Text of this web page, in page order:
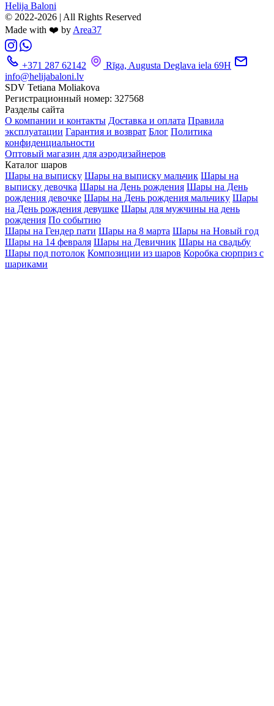
Helija Baloni
© 2022-2026 | All Rights Reserved
Made with ❤️ byArea37
+371 287 62142
Rīga, Augusta Deglava iela 69H
info@helijabaloni.lv
SDV Tetiana Moliakova
Регистрационный номер: 327568
Разделы сайта
О компании и контакты Доставка и оплата Правила
эксплуатации Гарантия и возврат Блог Политика
конфиденциальности
Оптовый магазин для аэродизайнеров
Каталог шаров
Шары на выписку Шары на выписку мальчик Шары на
выписку девочка Шары на День рождения Шары на День
рождения девочке Шары на День рождения мальчику Шары
на День рождения девушке Шары для мужчины на день
рождения По событию
Шары на Гендер пати Шары на 8 марта Шары на Новый год
Шары на 14 февраля Шары на Девичник Шары на свадьбу
Шары под потолок Композиции из шаров Коробка сюрприз с
шариками